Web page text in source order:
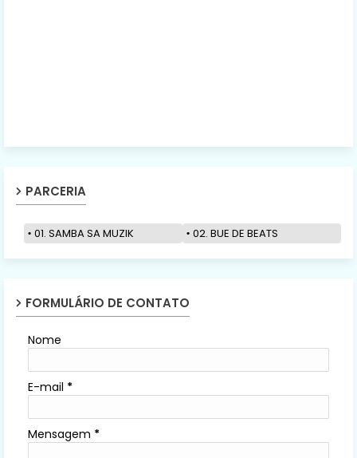
PARCERIA
01. SAMBA SA MUZIK 02. BUE DE BEATS
FORMULÁRIO DE CONTATO
Nome
E-mail *
Mensagem *